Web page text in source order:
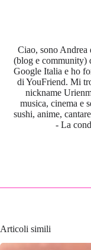
Ciao, sono Andrea
(blog e community)
Google Italia e ho
di YouFriend. Mi
nickname
musica, cinema e
sushi, anime,
- La
Articoli simili